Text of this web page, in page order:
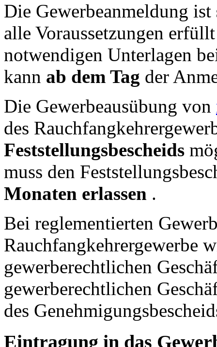
Die Gewerbeanmeldung ist
alle Voraussetzungen
notwendigen Unterlagen
kann ab dem Tag der
Die Gewerbeausübung von
des
Feststellungsbescheids
muss den
Monaten erlassen .
Bei reglementierten
Rauchfangkehrergewerbe
gewerberechtlichen
gewerberechtlichen
des
Eintragung in das